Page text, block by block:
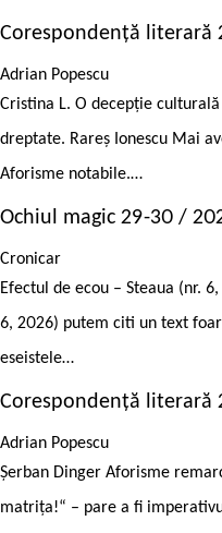
Corespondență literară
Adrian Popescu
Cristina L. O decepție
dreptate. Rareș Ionescu Mai
Aforisme notabile.…
Ochiul magic 29-30 /
Cronicar
Efectul de ecou – Steaua (nr.
6, 2026) putem citi un text
eseistele…
Corespondență literară
Adrian Popescu
Șerban Dinger Aforisme
matrița!“ – pare a fi